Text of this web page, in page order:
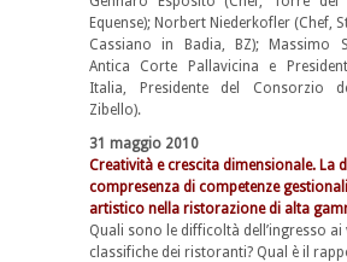
Equense); Norbert Niederkofler (Chef,
Cassiano in Badia, BZ); Massimo
Antica Corte Pallavicina e
Italia, Presidente del Consorzio
Zibello).
31 maggio 2010
Creatività e crescita dimensionale. La
compresenza di competenze
artistico nella ristorazione di alta
Quali sono le difficoltà dell’ingresso ai
classifiche dei ristoranti? Qual è il